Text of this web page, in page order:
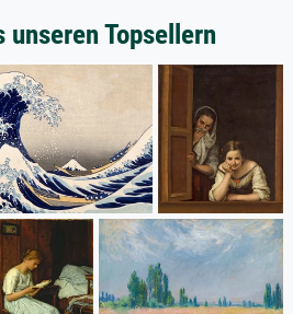
unseren Topsellern